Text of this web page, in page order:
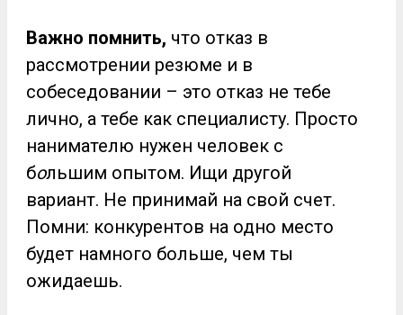
Важно помнить, что отказ в
рассмотрении резюме и в
собеседовании – это отказ не тебе
лично, а тебе как специалисту. Просто
нанимателю нужен человек с
большим опытом. Ищи другой
вариант. Не принимай на свой счет.
Помни: конкурентов на одно место
будет намного больше, чем ты
ожидаешь.